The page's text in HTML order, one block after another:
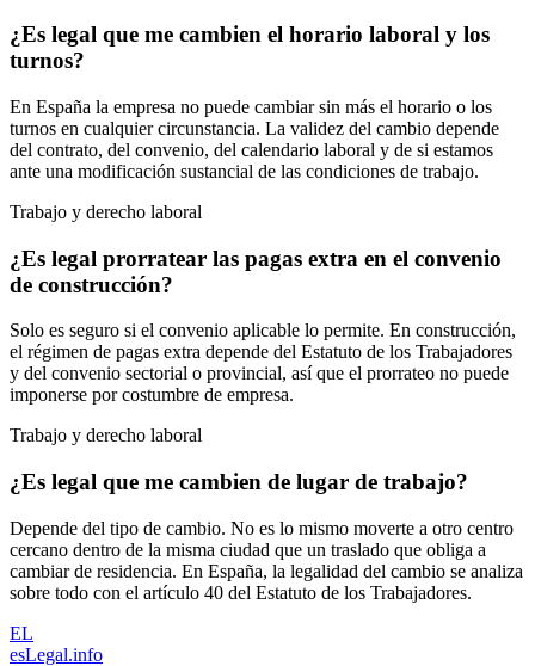
¿Es legal que me cambien el horario laboral y los
turnos?
En España la empresa no puede cambiar sin más el horario o los
turnos en cualquier circunstancia. La validez del cambio depende
del contrato, del convenio, del calendario laboral y de si estamos
ante una modificación sustancial de las condiciones de trabajo.
Trabajo y derecho laboral
¿Es legal prorratear las pagas extra en el convenio
de construcción?
Solo es seguro si el convenio aplicable lo permite. En construcción,
el régimen de pagas extra depende del Estatuto de los Trabajadores
y del convenio sectorial o provincial, así que el prorrateo no puede
imponerse por costumbre de empresa.
Trabajo y derecho laboral
¿Es legal que me cambien de lugar de trabajo?
Depende del tipo de cambio. No es lo mismo moverte a otro centro
cercano dentro de la misma ciudad que un traslado que obliga a
cambiar de residencia. En España, la legalidad del cambio se analiza
sobre todo con el artículo 40 del Estatuto de los Trabajadores.
EL
esLegal.info